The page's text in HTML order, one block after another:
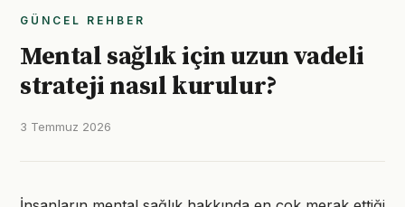
GÜNCEL REHBER
Mental sağlık için uzun vadeli
strateji nasıl kurulur?
3 Temmuz 2026